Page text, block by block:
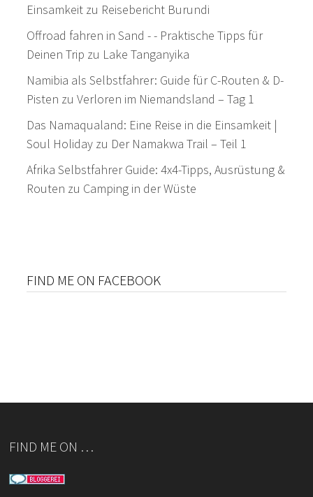
Einsamkeit zu Reisebericht Burundi
Offroad fahren in Sand - - Praktische Tipps für
Deinen Trip zu Lake Tanganyika
Namibia als Selbstfahrer: Guide für C-Routen & D-
Pisten zuVerloren im Niemandsland – Tag 1
Das Namaqualand: Eine Reise in die Einsamkeit |
Soul Holiday zu Der Namakwa Trail – Teil 1
Afrika Selbstfahrer Guide: 4x4-Tipps, Ausrüstung &
Routen zu Camping in der Wüste
FIND ME ON FACEBOOK
FIND ME ON …